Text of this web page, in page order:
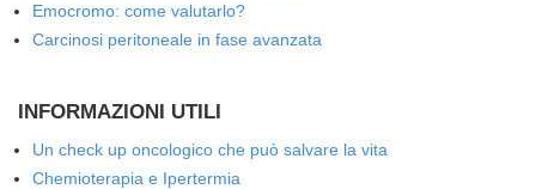
Emocromo: come valutarlo?
Carcinosi peritoneale in fase avanzata
INFORMAZIONI UTILI
Un check up oncologico che può salvare la vita
Chemioterapia e Ipertermia